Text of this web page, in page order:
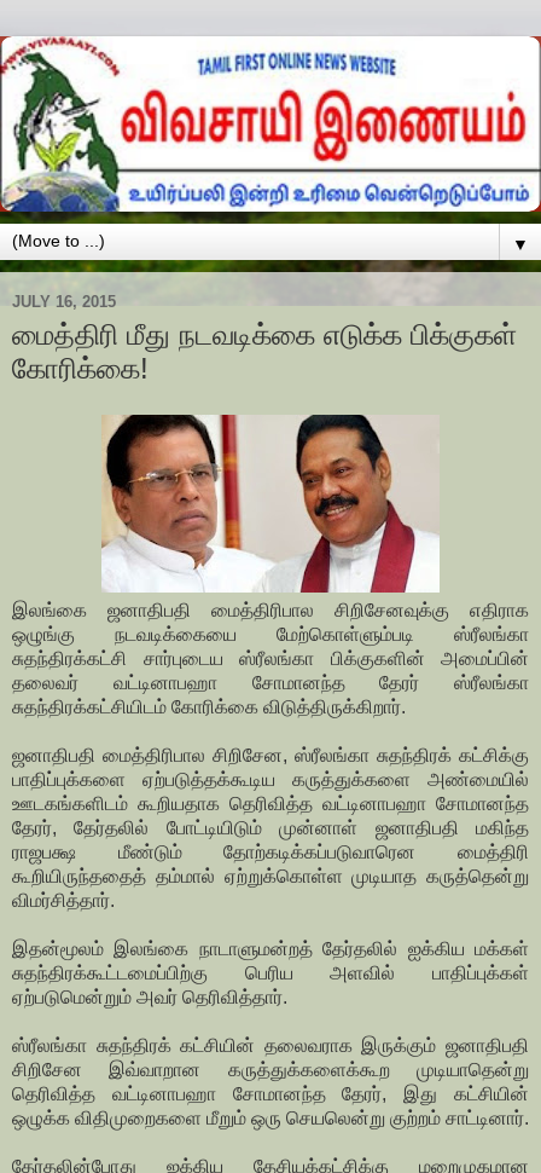
▼
JULY 16, 2015
மைத்திரி மீது நடவடிக்கை எடுக்க பிக்குகள்
கோரிக்கை!
இலங்கை ஜனாதிபதி மைத்திரிபால சிறிசேனவுக்கு எதிராக
ஒழுங்கு நடவடிக்கையை மேற்கொள்ளும்படி ஸ்ரீலங்கா
சுதந்திரக்கட்சி சார்புடைய ஸ்ரீலங்கா பிக்குகளின் அமைப்பின்
தலைவர் வட்டினாபஹா சோமானந்த தேரர் ஸ்ரீலங்கா
சுதந்திரக்கட்சியிடம் கோரிக்கை விடுத்திருக்கிறார்.
ஜனாதிபதி மைத்திரிபால சிறிசேன, ஸ்ரீலங்கா சுதந்திரக் கட்சிக்கு
பாதிப்புக்களை ஏற்படுத்தக்கூடிய கருத்துக்களை அண்மையில்
ஊடகங்களிடம் கூறியதாக தெரிவித்த வட்டினாபஹா சோமானந்த
தேரர், தேர்தலில் போட்டியிடும் முன்னாள் ஜனாதிபதி மகிந்த
ராஜபக்ஷ மீண்டும் தோற்கடிக்கப்படுவாரென மைத்திரி
கூறியிருந்ததைத் தம்மால் ஏற்றுக்கொள்ள முடியாத கருத்தென்று
விமர்சித்தார்.
இதன்மூலம் இலங்கை நாடாளுமன்றத் தேர்தலில் ஐக்கிய மக்கள்
சுதந்திரக்கூட்டமைப்பிற்கு பெரிய அளவில் பாதிப்புக்கள்
ஏற்படுமென்றும் அவர் தெரிவித்தார்.
ஸ்ரீலங்கா சுதந்திரக் கட்சியின் தலைவராக இருக்கும் ஜனாதிபதி
சிறிசேன இவ்வாறான கருத்துக்களைக்கூற முடியாதென்று
தெரிவித்த வட்டினாபஹா சோமானந்த தேரர், இது கட்சியின்
ஒழுக்க விதிமுறைகளை மீறும் ஒரு செயலென்று குற்றம் சாட்டினார்.
தேர்தலின்போது ஐக்கிய தேசியக்கட்சிக்கு மறைமுகமான